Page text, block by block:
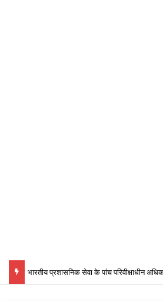
भारतीय प्रशासनिक सेवा के पांच परिवीक्षाधीन